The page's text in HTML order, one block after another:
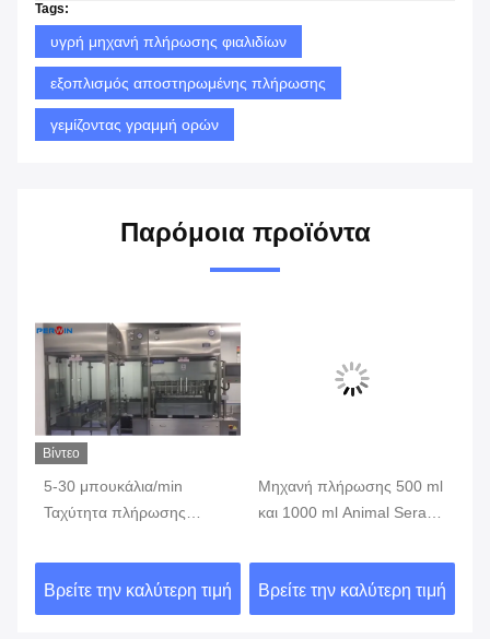
Tags:
υγρή μηχανή πλήρωσης φιαλιδίων
εξοπλισμός αποστηρωμένης πλήρωσης
γεμίζοντας γραμμή ορών
Παρόμοια προϊόντα
Βίντεο
5-30 μπουκάλια/min
Ταχύτητα πλήρωσης
σέρας με πλήρη ανίχνευση
μπουκάλιας
Βρείτε την καλύτερη τιμή
Μηχανή πλήρωσης 500 ml
και 1000 ml Animal Sera
στην Αυστραλία
Βρείτε την καλύτερη τιμή